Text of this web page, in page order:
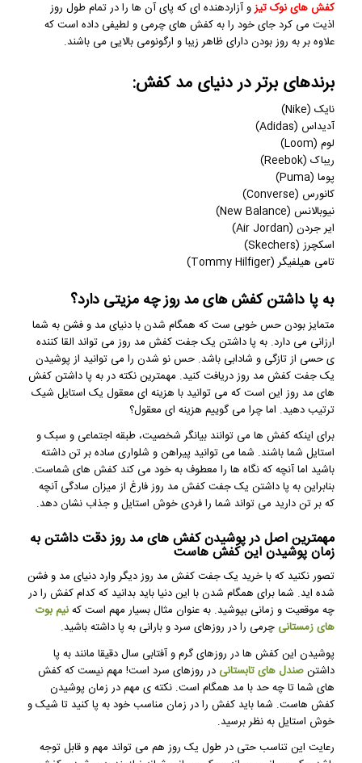
کفش های نوک تیزو آزاردهنده ای که پای آن ها را در تمام طول روز
اذیت می کرد جای خود را به کفش های چرمی و لطیفی داده است که
علاوه بر به روز بودن دارای ظاهر زیبا و ارگونومی بالایی می باشند.
برندهای برتر در دنیای مد کفش:
نایک (Nike)
آدیداس (Adidas)
لوم (Loom)
ریباک (Reebok)
پوما (Puma)
کانورس (Converse)
نیوبالانس (New Balance)
ایر جردن (Air Jordan)
اسکچرز (Skechers)
تامی هیلفیگر (Tommy Hilfiger)
به پا داشتن کفش های مد روز چه مزیتی دارد؟
متمایز بودن حس خوبی ست که همگام شدن با دنیای مد و فشن به شما
ارزانی می دارد. به پا داشتن یک جفت کفش مد روز می تواند القا کننده
ی حسی از تازگی و شادابی باشد. حس نو شدن را می توانید از پوشیدن
یک جفت کفش مد روز دریافت کنید. مهمترین نکته در به پا داشتن کفش
های مد روز این است که می توانید با هزینه ای معقول یک استایل شیک
ترتیب دهید. اما چرا می گوییم هزینه ای معقول؟
برای اینکه کفش ها می توانند بیانگر شخصیت، طبقه اجتماعی و سبک و
استایل شما باشند. شما می توانید پیراهن و شلواری ساده بر تن داشته
باشید اما آنچه که نگاه ها را معطوف به خود می کند کفش های شماست.
بنابراین به پا داشتن یک جفت کفش مد روز فارغ از میزان سادگی آنچه
که بر تن دارید می تواند شما را فردی خوش استایل و جذاب نشان دهد.
مهمترین اصل در پوشیدن کفش های مد روز دقت داشتن به
زمان پوشیدن این کفش هاست
تصور نکنید که با خرید یک جفت کفش مد روز دیگر وارد دنیای مد و فشن
شده اید. شما برای همگام شدن با این دنیا باید بدانید که کدام کفش را در
چه موقعیت و زمانی بپوشید. به عنوان مثال بسیار مهم است کهنیم بوت
های زمستانی چرمی را در روزهای سرد و بارانی به پا داشته باشید.
پوشیدن این کفش ها در روزهای گرم و آفتابی سال دقیقا مانند به پا
داشتنصندل های تابستانی در روزهای سرد است! مهم نیست که کفش
های شما تا چه حد با مد همگام است. نکته ی مهم در زمان پوشیدن
کفش هاست. شما باید کفش را در زمان مناسب خود به پا کنید تا شیک و
خوش استایل به نظر برسید.
رعایت این تناسب حتی در طول یک روز هم می تواند مهم و قابل توجه